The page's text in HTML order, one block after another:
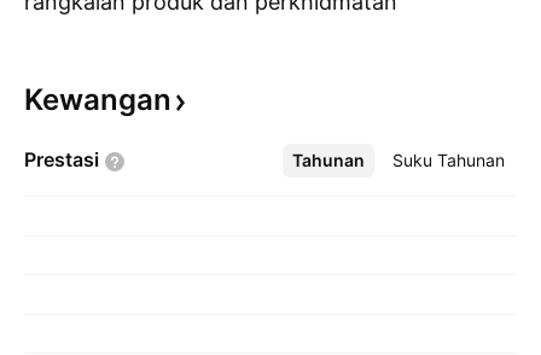
Perbankan Korporat Pertengahan; Perbankan
Segmen Perbankan Pelaburan Korporat
Kewangan
Prestasi Tahunan Suku Tahunan
Lebih